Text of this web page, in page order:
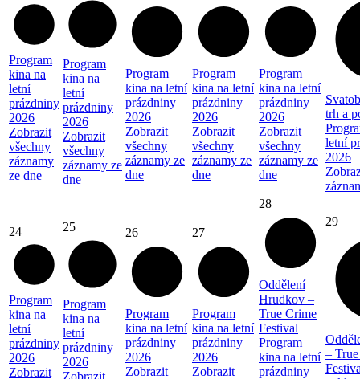
Program
kina na
letní
prázdniny
2026
Zobrazit
všechny
záznamy
ze dne
Program
kina na
letní
prázdniny
2026
Zobrazit
všechny
záznamy ze
dne
Program
kina na letní
prázdniny
2026
Zobrazit
všechny
záznamy ze
dne
Program
kina na letní
prázdniny
2026
Zobrazit
všechny
záznamy ze
dne
Program
kina na letní
prázdniny
2026
Zobrazit
všechny
záznamy ze
dne
trh a
letní
2026
24
Program
kina na
letní
prázdniny
2026
Zobrazit
25
Program
kina na
letní
prázdniny
2026
Zobrazit
26
Program
kina na letní
prázdniny
2026
Zobrazit
27
Program
kina na letní
prázdniny
2026
Zobrazit
28
Oddělení
Hrudkov –
True Crime
Festival
Program
kina na letní
prázdniny
29
–